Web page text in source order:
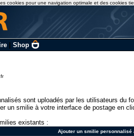
| Shop
sont uploadés par les utilisateurs du
un smilie à votre interface de postage en
existants :
Ajouter un smilie personnalisé
cookies pour une navigation optimale et des cookies